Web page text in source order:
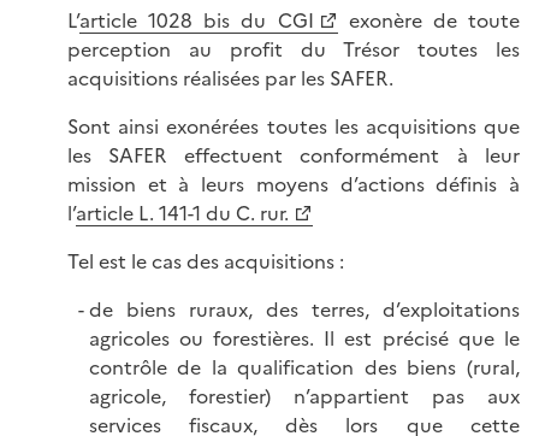
L’article 1028 bis du CGI
exonère de toute
perception au profit du Trésor toutes les
acquisitions réalisées par les SAFER.
Sont ainsi exonérées toutes les acquisitions que
les SAFER effectuent conformément à leur
mission et à leurs moyens d’actions définis à
l’article L. 141-1 du C. rur.
Tel est le cas des acquisitions :
de biens ruraux, des terres, d’exploitations
agricoles ou forestières. Il est précisé que le
contrôle de la qualification des biens (rural,
agricole, forestier) n’appartient pas aux
services fiscaux, dès lors que cette